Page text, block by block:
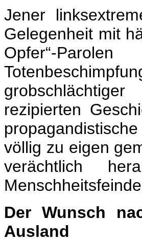
Jener
Gelegenheit mit
Opfer“-
rezipierten
völlig zu eigen
verächtlich
Der Wunsch
Ausland